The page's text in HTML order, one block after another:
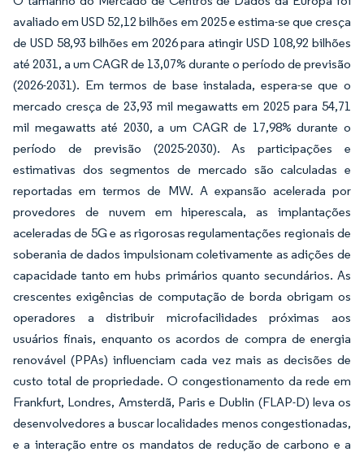
avaliado em USD 52,12 bilhões em 2025 e estima-se que cresça
de USD 58,93 bilhões em 2026 para atingir USD 108,92 bilhões
até 2031, a um CAGR de 13,07% durante o período de previsão
(2026-2031). Em termos de base instalada, espera-se que o
mercado cresça de 23,93 mil megawatts em 2025 para 54,71
mil megawatts até 2030, a um CAGR de 17,98% durante o
período de previsão (2025-2030). As participações e
estimativas dos segmentos de mercado são calculadas e
reportadas em termos de MW. A expansão acelerada por
provedores de nuvem em hiperescala, as implantações
aceleradas de 5G e as rigorosas regulamentações regionais de
soberania de dados impulsionam coletivamente as adições de
capacidade tanto em hubs primários quanto secundários. As
crescentes exigências de computação de borda obrigam os
operadores a distribuir microfacilidades próximas aos
usuários finais, enquanto os acordos de compra de energia
renovável (PPAs) influenciam cada vez mais as decisões de
custo total de propriedade. O congestionamento da rede em
Frankfurt, Londres, Amsterdã, Paris e Dublin (FLAP-D) leva os
desenvolvedores a buscar localidades menos congestionadas,
e a interação entre os mandatos de redução de carbono e a